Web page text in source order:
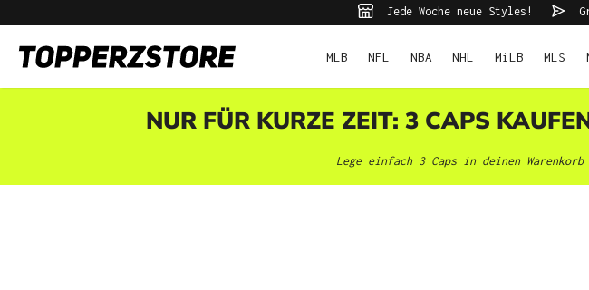
Jede Woche neue Styles!
MLB NFL NBA NHL MiLB MLS
NUR FÜR KURZE ZEIT: 3 CAPS
Lege einfach 3 Caps in deinen